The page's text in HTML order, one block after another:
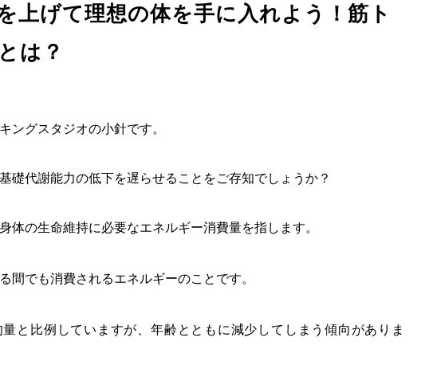
上げて理想の体を手に入れよう！筋ト
は？
ングスタジオの小針です。
礎代謝能力の低下を遅らせることをご存知でしょうか？
体の生命維持に必要なエネルギー消費量を指します。
間でも消費されるエネルギーのことです。
と比例していますが、年齢とともに減少してしまう傾向がありま